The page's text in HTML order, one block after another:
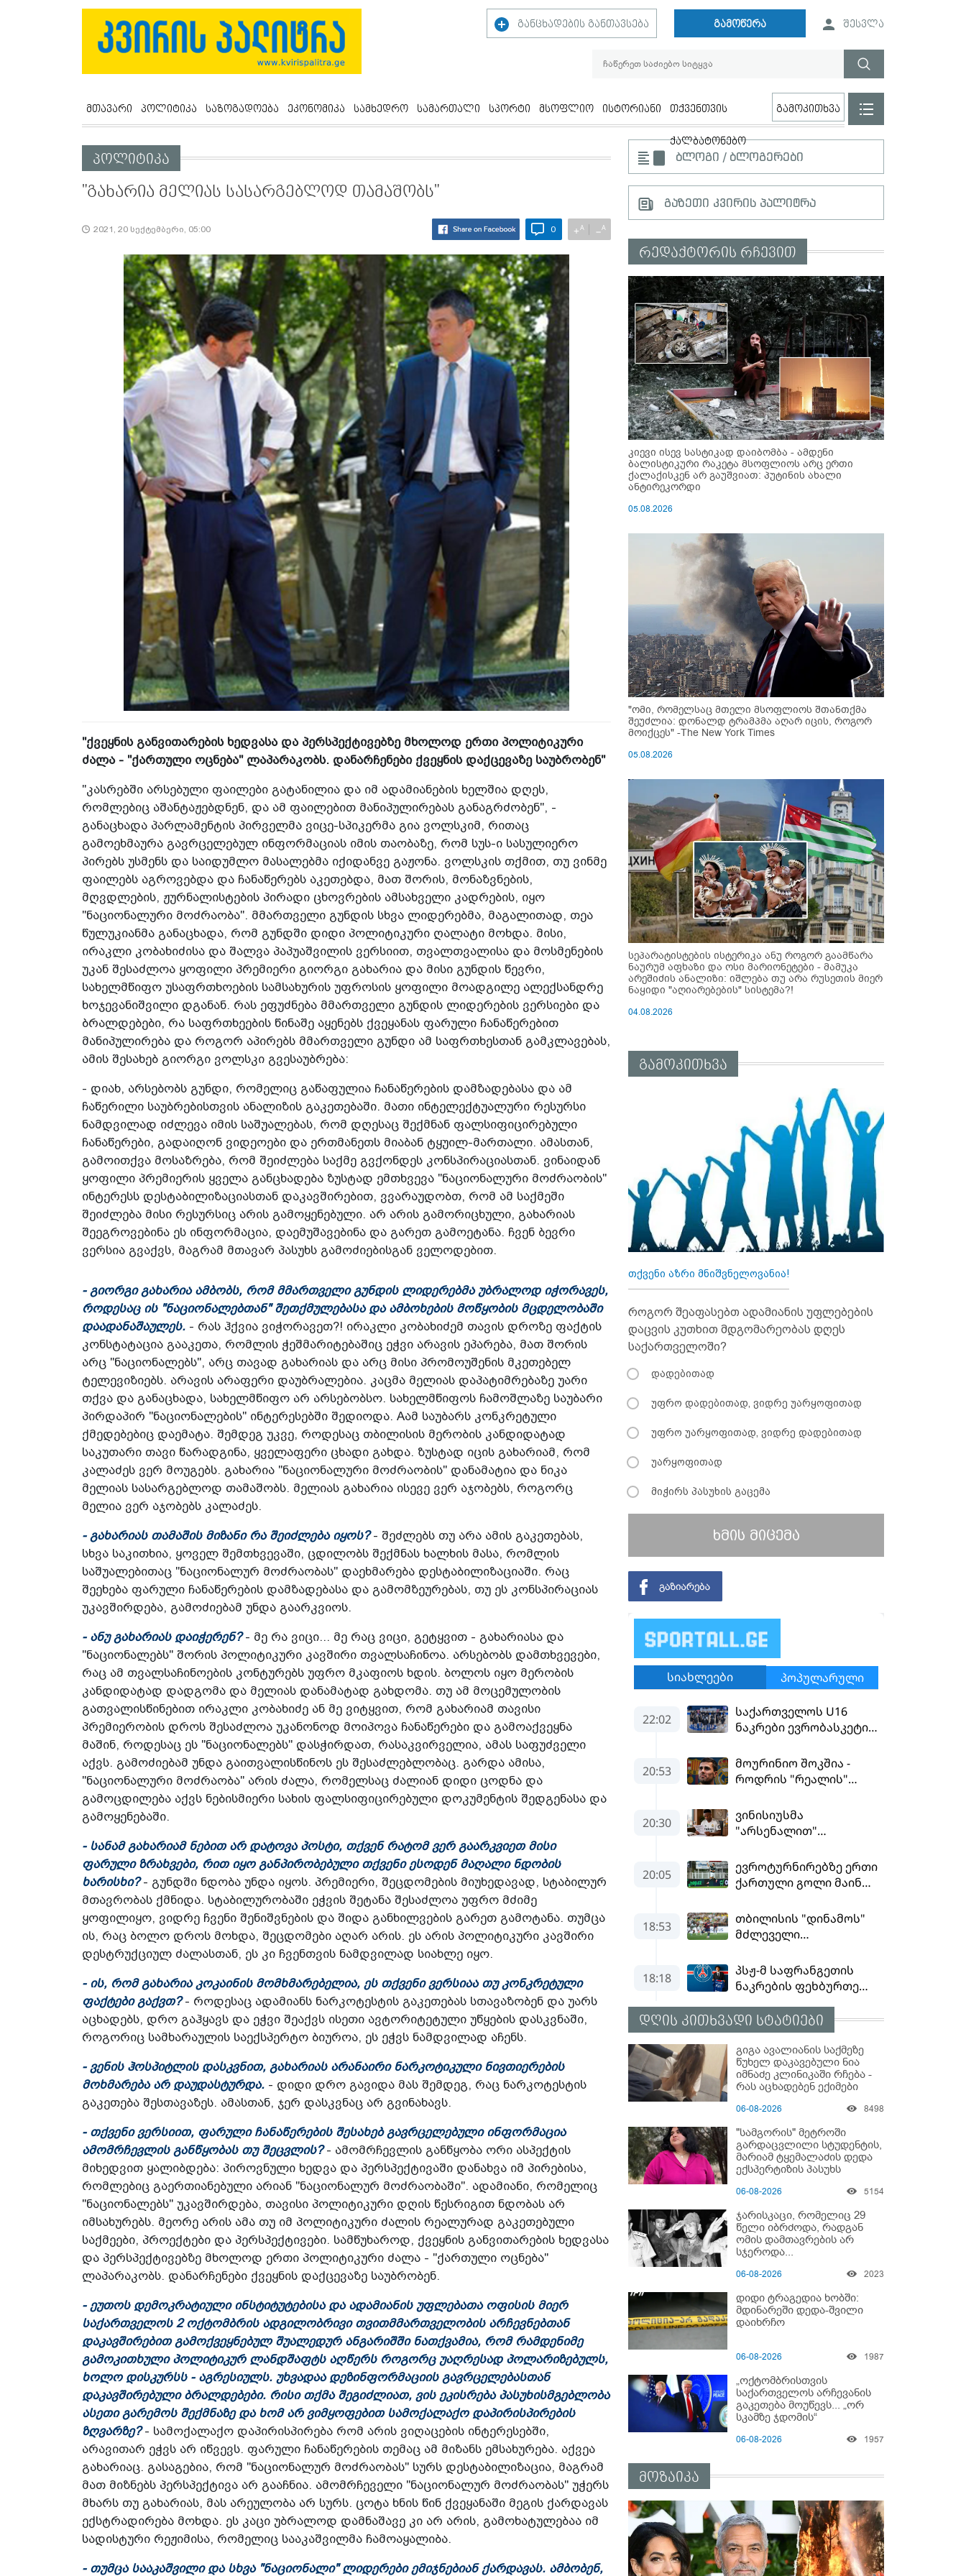
განცხადების განთავსება გამოწერა შესვლა
მთავარი პოლიტიკა საზოგადოება ეკონომიკა სამხედრო სამართალი სპორტი მსოფლიო ისტორიანი თქვენთვის
ქალბატონებო
გამოკითხვა
პოლიტიკა
"გახარია მელიას სასარგებლოდ თამაშობს"
2021, 20 სექტემბერი, 05:00 0 +A −A
"ქვეყნის განვითარების ხედვასა და პერსპექტივებზე მხოლოდ ერთი პოლიტიკური
ძალა - "ქართული ოცნება" ლაპარაკობს. დანარჩენები ქვეყნის დაქცევაზე საუბრობენ"
"კასრებში არსებული ფაილები გატანილია და იმ ადამიანების ხელშია დღეს,
რომლებიც აშანტაჟებდნენ, და ამ ფაილებით მანიპულირებას განაგრძობენ", -
განაცხადა პარლამენტის პირველმა ვიცე-სპიკერმა გია ვოლსკიმ, რითაც
გამოეხმაურა გავრცელებულ ინფორმაციას იმის თაობაზე, რომ სუს-ი სასულიერო
პირებს უსმენს და საიდუმლო მასალებმა იქიდანვე გაჟონა. ვოლსკის თქმით, თუ ვინმე
ფაილებს აგროვებდა და ჩანაწერებს აკეთებდა, მათ შორის, მონაზვნების,
მღვდლების, ჟურნალისტების პირადი ცხოვრების ამსახველი კადრების, იყო
"ნაციონალური მოძრაობა". მმართველი გუნდის სხვა ლიდერებმა, მაგალითად, თეა
წულუკიანმა განაცხადა, რომ გუნდში დიდი პოლიტიკური ღალატი მოხდა. მისი,
ირაკლი კობახიძისა და შალვა პაპუაშვილის ვერსიით, თვალთვალისა და მოსმენების
უკან შესაძლოა ყოფილი პრემიერი გიორგი გახარია და მისი გუნდის წევრი,
სახელმწიფო უსაფრთხოების სამსახურის უფროსის ყოფილი მოადგილე ალექსანდრე
ხოჯევანიშვილი დგანან. რას ეფუძნება მმართველი გუნდის ლიდერების ვერსიები და
ბრალდებები, რა საფრთხეების წინაშე აყენებს ქვეყანას ფარული ჩანაწერებით
მანიპულირება და როგორ აპირებს მმართველი გუნდი ამ საფრთხესთან გამკლავებას,
ამის შესახებ გიორგი ვოლსკი გვესაუბრება:
- დიახ, არსებობს გუნდი, რომელიც გაწაფულია ჩანაწერების დამზადებასა და ამ
ჩაწერილი საუბრებისთვის ანალიზის გაკეთებაში. მათი ინტელექტუალური რესურსი
ნამდვილად იძლევა იმის საშუალებას, რომ დღესაც შექმნან ფალსიფიცირებული
ჩანაწერები, გადაიღონ ვიდეოები და ერთმანეთს მიაბან ტყუილ-მართალი. ამასთან,
გამოითქვა მოსაზრება, რომ შეიძლება საქმე გვქონდეს კონსპირაციასთან. ვინაიდან
ყოფილი პრემიერის ყველა განცხადება ზუსტად ემთხვევა "ნაციონალური მოძრაობის"
ინტერესს დესტაბილიზაციასთან დაკავშირებით, ვვარაუდობთ, რომ ამ საქმეში
შეიძლება მისი რესურსიც არის გამოყენებული. არ არის გამორიცხული, გახარიას
შეეგროვებინა ეს ინფორმაცია, დაემუშავებინა და გარეთ გამოეტანა. ჩვენ ბევრი
ვერსია გვაქვს, მაგრამ მთავარ პასუხს გამოძიებისგან ველოდებით.
- გიორგი გახარია ამბობს, რომ მმართველი გუნდის ლიდერებმა უბრალოდ იჭორავეს,
როდესაც ის "ნაციონალებთან" შეთქმულებასა და ამბოხების მოწყობის მცდელობაში
დაადანაშაულეს. - რას ჰქვია ვიჭორავეთ?! ირაკლი კობახიძემ თავის დროზე ფაქტის
კონსტატაცია გააკეთა, რომლის ჭეშმარიტებაშიც ეჭვი არავის ეპარება, მათ შორის
არც "ნაციონალებს", არც თავად გახარიას და არც მისი პრომოუშენის მკეთებელ
ტელევიზიებს. არავის არაფერი დაუბრალებია. კაცმა მელიას დაპატიმრებაზე უარი
თქვა და განაცხადა, სახელმწიფო არ არსებობსო. სახელმწიფოს ჩამოშლაზე საუბარი
პირდაპირ "ნაციონალების" ინტერესებში შედიოდა. Aამ საუბარს კონკრეტული
ქმედებებიც დაემატა. შემდეგ უკვე, როდესაც თბილისის მერობის კანდიდატად
საკუთარი თავი წარადგინა, ყველაფერი ცხადი გახდა. ზუსტად იცის გახარიამ, რომ
კალაძეს ვერ მოუგებს. გახარია "ნაციონალური მოძრაობის" დანამატია და ნიკა
მელიას სასარგებლოდ თამაშობს. მელიას გახარია ისევე ვერ აჯობებს, როგორც
მელია ვერ აჯობებს კალაძეს.
- გახარიას თამაშის მიზანი რა შეიძლება იყოს?- შეძლებს თუ არა ამის გაკეთებას,
სხვა საკითხია, ყოველ შემთხვევაში, ცდილობს შექმნას ხალხის მასა, რომლის
საშუალებითაც "ნაციონალურ მოძრაობას" დაეხმარება დესტაბილიზაციაში. რაც
შეეხება ფარული ჩანაწერების დამზადებასა და გამომზეურებას, თუ ეს კონსპირაციას
უკავშირდება, გამოძიებამ უნდა გაარკვიოს.
- ანუ გახარიას დაიჭერენ?- მე რა ვიცი... მე რაც ვიცი, გეტყვით - გახარიასა და
"ნაციონალებს" შორის პოლიტიკური კავშირი თვალსაჩინოა. არსებობს დამთხვევები,
რაც ამ თვალსაჩინოების კონტურებს უფრო მკაფიოს ხდის. ბოლოს იყო მერობის
კანდიდატად დადგომა და მელიას დანამატად გახდომა. თუ ამ მოცემულობის
გათვალისწინებით ირაკლი კობახიძე ან მე ვიტყვით, რომ გახარიამ თავისი
პრემიერობის დროს შესაძლოა უკანონოდ მოიპოვა ჩანაწერები და გამოაქვეყნა
მაშინ, როდესაც ეს "ნაციონალებს" დასჭირდათ, რასაკვირველია, ამას საფუძველი
აქვს. გამოძიებამ უნდა გაითვალისწინოს ეს შესაძლებლობაც. გარდა ამისა,
"ნაციონალური მოძრაობა" არის ძალა, რომელსაც ძალიან დიდი ცოდნა და
გამოცდილება აქვს ნებისმიერი სახის ფალსიფიცირებული დოკუმენტის შედგენასა და
გამოყენებაში.
- სანამ გახარიამ ნებით არ დატოვა პოსტი, თქვენ რატომ ვერ გაარკვიეთ მისი
ფარული ზრახვები, რით იყო განპირობებული თქვენი ესოდენ მაღალი ნდობის
ხარისხი?- გუნდში ნდობა უნდა იყოს. პრემიერი, შეცდომების მიუხედავად, სტაბილურ
მთავრობას ქმნიდა. სტაბილურობაში ეჭვის შეტანა შესაძლოა უფრო მძიმე
ყოფილიყო, ვიდრე ჩვენი შენიშვნების და შიდა განხილვების გარეთ გამოტანა. თუმცა
ის, რაც ბოლო დროს მოხდა, შეცდომები აღარ არის. ეს არის პოლიტიკური კავშირი
დესტრუქციულ ძალასთან, ეს კი ჩვენთვის ნამდვილად სიახლე იყო.
- ის, რომ გახარია კოკაინის მომხმარებელია, ეს თქვენი ვერსიაა თუ კონკრეტული
ფაქტები გაქვთ?- როდესაც ადამიანს ნარკოტესტის გაკეთებას სთავაზობენ და უარს
აცხადებს, დრო გაჰყავს და ეჭვი შეაქვს ისეთი ავტორიტეტული უწყების დასკვნაში,
როგორიც სამხარაულის საექსპერტო ბიუროა, ეს ეჭვს ნამდვილად აჩენს.
- ვენის ჰოსპიტლის დასკვნით, გახარიას არანაირი ნარკოტიკული ნივთიერების
მოხმარება არ დაუდასტურდა. - დიდი დრო გავიდა მას შემდეგ, რაც ნარკოტესტის
გაკეთება შესთავაზეს. ამასთან, ჯერ დასკვნაც არ გვინახავს.
- თქვენი ვერსიით, ფარული ჩანაწერების შესახებ გავრცელებული ინფორმაცია
ამომრჩევლის განწყობას თუ შეცვლის?- ამომრჩევლის განწყობა ორი ასპექტის
მიხედვით ყალიბდება: პიროვნული ხედვა და პერსპექტივაში დანახვა იმ პირებისა,
რომლებიც გაერთიანებული არიან "ნაციონალურ მოძრაობაში". ადამიანი, რომელიც
"ნაციონალებს" უკავშირდება, თავისი პოლიტიკური დღის წესრიგით ნდობას არ
იმსახურებს. მეორე არის ამა თუ იმ პოლიტიკური ძალის რეალურად გაკეთებული
საქმეები, პროექტები და პერსპექტივები. სამწუხაროდ, ქვეყნის განვითარების ხედვასა
და პერსპექტივებზე მხოლოდ ერთი პოლიტიკური ძალა - "ქართული ოცნება"
ლაპარაკობს. დანარჩენები ქვეყნის დაქცევაზე საუბრობენ.
- ეუთოს დემოკრატიული ინსტიტუტებისა და ადამიანის უფლებათა ოფისის მიერ
საქართველოს 2 ოქტომბრის ადგილობრივი თვითმმართველობის არჩევნებთან
დაკავშირებით გამოქვეყნებულ შუალედურ ანგარიშში ნათქვამია, რომ რამდენიმე
გამოკითხული პოლიტიკურ ლანდშაფტს აღწერს როგორც უაღრესად პოლარიზებულს,
ხოლო დისკურსს - აგრესიულს. უხვადაა დეზინფორმაციის გავრცელებასთან
დაკავშირებული ბრალდებები. რისი თქმა შეგიძლიათ, ვის ეკისრება პასუხისმგებლობა
ასეთი გარემოს შექმნაზე და ხომ არ ვიმყოფებით სამოქალაქო დაპირისპირების
ზღვარზე?- სამოქალაქო დაპირისპირება რომ არის ვიღაცების ინტერესებში,
არავითარ ეჭვს არ იწვევს. ფარული ჩანაწერების თემაც ამ მიზანს ემსახურება. აქვეა
გახარიაც. გასაგებია, რომ "ნაციონალურ მოძრაობას" სურს დესტაბილიზაცია, მაგრამ
მათ მიზნებს პერსპექტივა არ გააჩნია. ამომრჩეველი "ნაციონალურ მოძრაობას" უჭერს
მხარს თუ გახარიას, მას არეულობა არ სურს. ცოტა ხნის წინ ქვეყანაში მეგის ქარდავას
ექსტრადირება მოხდა. ეს კაცი უბრალოდ დამნაშავე კი არ არის, გამოხატულებაა იმ
სადისტური რეჟიმისა, რომელიც სააკაშვილმა ჩამოაყალიბა.
- თუმცა სააკაშვილი და სხვა "ნაციონალი" ლიდერები ემიჯნებიან ქარდავას. ამბობენ,
ბლოგი / ბლოგერები
გაზეთი კვირის პალიტრა
რედაქტორის რჩევით
კიევი ისევ სასტიკად დაიბომბა - ამდენი
ბალისტიკური რაკეტა მსოფლიოს არც ერთი
ქალაქისკენ არ გაუშვიათ: პუტინის ახალი
ანტირეკორდი
05.08.2026
"ომი, რომელსაც მთელი მსოფლიოს შთანთქმა
შეუძლია: დონალდ ტრამპმა აღარ იცის, როგორ
მოიქცეს" -The New York Times
05.08.2026
სეპარატისტების ისტერიკა ანუ როგორ გაამწარა
ნაურუმ აფხაზი და ოსი მარიონეტები - მამუკა
არეშიძის ანალიზი: იშლება თუ არა რუსეთის მიერ
ნაყიდი "აღიარებების" სისტემა?!
04.08.2026
გამოკითხვა
თქვენი აზრი მნიშვნელოვანია!
როგორ შეაფასებთ ადამიანის უფლებების
დაცვის კუთხით მდგომარეობას დღეს
საქართველოში?
დადებითად
უფრო დადებითად, ვიდრე უარყოფითად
უფრო უარყოფითად, ვიდრე დადებითად
უარყოფითად
მიჭირს პასუხის გაცემა
ხმის მიცემა
დღის კითხვადი სტატიები
გიგა ავალიანის საქმეზე
წუხელ დაკავებული ნია
იმნაძე კლინიკაში რჩება -
რას აცხადებენ ექიმები
06-08-2026 8498
"სამგორის" მეტროში
გარდაცვლილი სტუდენტის,
მარიამ ტყემალაძის დედა
ექსპერტიზის პასუხს
გოგონას გარდაცვალების
06-08-2026 5154
ჯარისკაცი, რომელიც 29
წელი იბრძოდა, რადგან
ომის დამთავრების არ
სჯეროდა...
06-08-2026 2023
დიდი ტრაგედია ხობში:
მდინარეში დედა-შვილი
დაიხრჩო
06-08-2026 1987
„ოქტომბრისთვის
საქართველოს არჩევანის
გაკეთება მოუწევს... „ორ
სკამზე ჯდომის“
დასრულდეს“ - მირიან
06-08-2026 1957
მოზაიკა